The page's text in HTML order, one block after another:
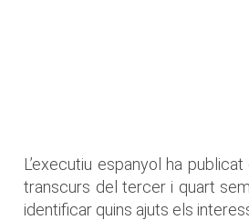
L’executiu espanyol ha
transcurs del tercer i quart
identificar quins ajuts els